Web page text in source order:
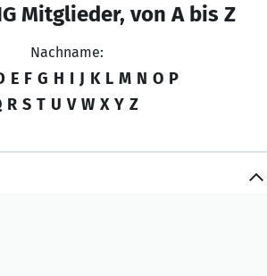
Mitglieder, von A bis Z
Nachname:
E F G H I J K L M N O P
R S T U V W X Y Z